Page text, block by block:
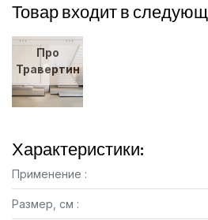
Товар входит в
Про
Травертин
Характеристики:
Применение :
Размер, см :